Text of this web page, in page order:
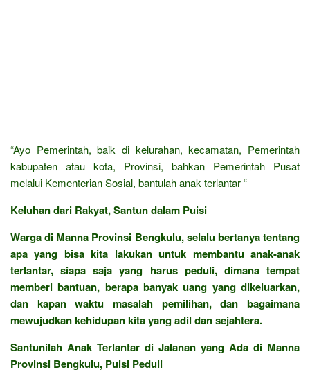
“Ayo Pemerintah, baik di kelurahan, kecamatan, Pemerintah
kabupaten atau kota, Provinsi, bahkan Pemerintah Pusat
melalui Kementerian Sosial, bantulah anak terlantar “
Keluhan dari Rakyat, Santun dalam Puisi
Warga di Manna Provinsi Bengkulu, selalu bertanya tentang
apa yang bisa kita lakukan untuk membantu anak-anak
terlantar, siapa saja yang harus peduli, dimana tempat
memberi bantuan, berapa banyak uang yang dikeluarkan,
dan kapan waktu masalah pemilihan, dan bagaimana
mewujudkan kehidupan kita yang adil dan sejahtera.
Santunilah Anak Terlantar di Jalanan yang Ada di Manna
Provinsi Bengkulu, Puisi Peduli